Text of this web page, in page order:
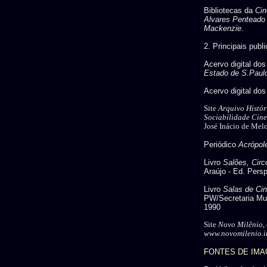
Bibliotecas da
Alvares Penteado
Mackenzie
2. Principais
Acervo digital
Estado de
Acervo digital
SiteArquivo
Sociabilidade
José Inácio de
Periódico
Livro Salões,
Araújo - Ed.
Livro Salas de
PW/Secretaria
1990
Site Novo Milênio,
FONTES DE